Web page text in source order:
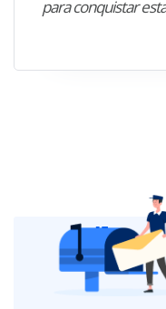
para conquistar